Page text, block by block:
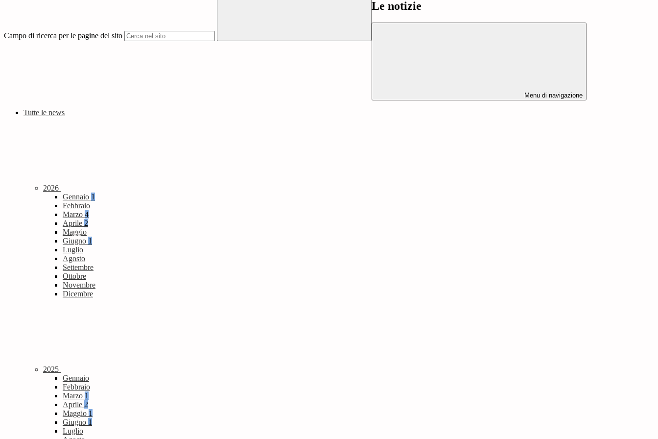
Campo di ricerca per le pagine del sito
Le notizie
Menu di navigazione
Tutte le news
2026
Gennaio 1
Febbraio
Marzo 4
Aprile 2
Maggio
Giugno 1
Luglio
Agosto
Settembre
Ottobre
Novembre
Dicembre
2025
Gennaio
Febbraio
Marzo 1
Aprile 2
Maggio 1
Giugno 1
Luglio